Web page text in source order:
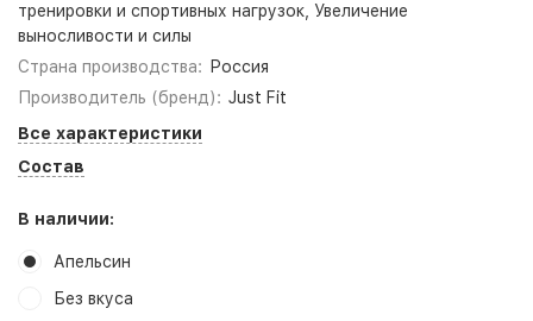
тренировки и спортивных нагрузок, Увеличение
выносливости и силы
Страна производства:
Россия
Производитель (бренд): Just Fit
Все характеристики
Состав
В наличии:
Апельсин
Без вкуса